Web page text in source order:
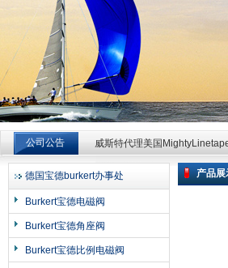
上海申思特自动化设备有限公司
公司公告
威斯特代理美国
威斯特代理美国
威斯特代理美国MightyLinetape
德国宝德burkert办事处
Burkert宝德电磁阀
Burkert宝德角座阀
Burkert宝德比例电磁阀
产品展